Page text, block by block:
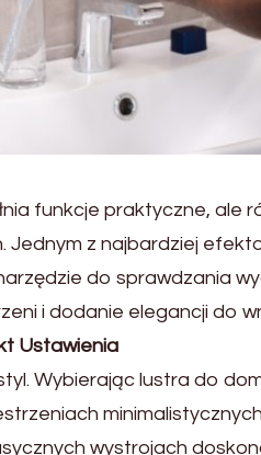
funkcje praktyczne, ale
Jednym z najbardziej
do sprawdzania
i dodanie elegancji do
Ustawienia
Wybierając lustra do
wystrojach